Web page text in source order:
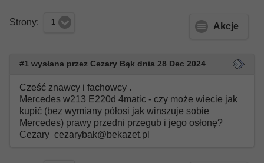
Strony: 1 Akcje
#1 wysłana przez Cezary Bąk dnia 28 Dec 2024
Cześć znawcy i fachowcy .
Mercedes w213 E220d 4matic - czy może wiecie jak
kupić (bez wymiany półosi jak winszuje sobie
Mercedes) prawy przedni przegub i jego osłonę?
Cezary cezarybak@bekazet.pl